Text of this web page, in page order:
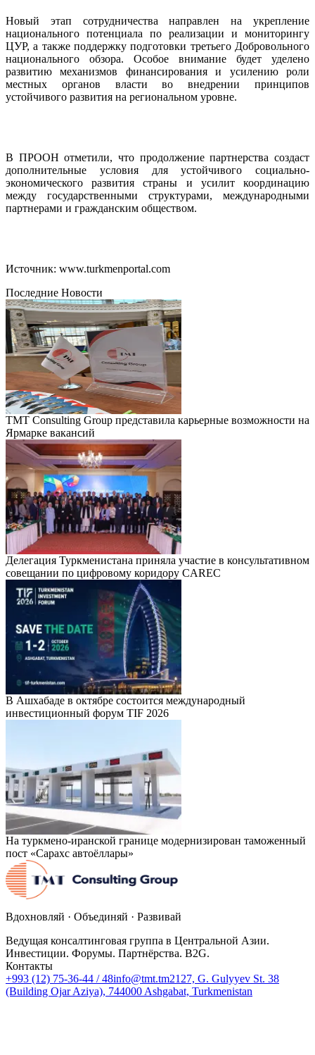
Новый этап сотрудничества направлен на укрепление
национального потенциала по реализации и мониторингу
ЦУР, а также поддержку подготовки третьего Добровольного
национального обзора. Особое внимание будет уделено
развитию механизмов финансирования и усилению роли
местных органов власти во внедрении принципов
устойчивого развития на региональном уровне.
В ПРООН отметили, что продолжение партнерства создаст
дополнительные условия для устойчивого социально-
экономического развития страны и усилит координацию
между государственными структурами, международными
партнерами и гражданским обществом.
Источник: www.turkmenportal.com
Последние Новости
TMT Consulting Group представила карьерные возможности на
Ярмарке вакансий
Делегация Туркменистана приняла участие в консультативном
совещании по цифровому коридору CAREC
В Ашхабаде в октябре состоится международный
инвестиционный форум TIF 2026
На туркмено-иранской границе модернизирован таможенный
пост «Сарахс автоёллары»
Вдохновляй · Объединяй · Развивай
Ведущая консалтинговая группа в Центральной Азии.
Инвестиции. Форумы. Партнёрства. B2G.
Контакты
+993 (12) 75-36-44 / 48info@tmt.tm2127, G. Gulyyev St. 38
(Building Ojar Aziya), 744000 Ashgabat, Turkmenistan